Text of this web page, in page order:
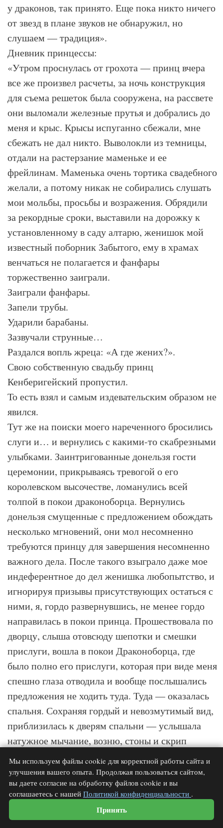
у драконов, так принято. Еще пока никто ничего
от звезд в плане звуков не обнаружил, но
слушаем — традиция».
Дневник принцессы:
«Утром проснулась от грохота — принц вчера
все же произвел расчеты, за ночь конструкция
для съема решеток была сооружена, на рассвете
они выломали железные прутья и добрались до
меня и крыс. Крысы испуганно сбежали, мне
сбежать не дал никто. Выволокли из темницы,
отдали на растерзание маменьке и ее
фрейлинам. Маменька очень тортика свадебного
желали, а потому никак не собирались слушать
мои мольбы, просьбы и возражения. Обрядили
за рекордные сроки, выставили на дорожку к
установленному в саду алтарю, женишок мой
известный поборник Забытого, ему в храмах
венчаться не полагается и фанфары
торжественно заиграли.
Заиграли фанфары.
Запели трубы.
Ударили барабаны.
Зазвучали струнные…
Раздался вопль жреца: «А где жених?».
Свою собственную свадьбу принц
Кенберигейский пропустил.
То есть взял и самым издевательским образом не
явился.
Тут же на поиски моего нареченного бросились
слуги и… и вернулись с какими-то скабрезными
улыбками. Заинтригованные донельзя гости
церемонии, прикрываясь тревогой о его
королевском высочестве, ломанулись всей
толпой в покои драконоборца. Вернулись
донельзя смущенные с предложением обождать
несколько мгновений, они мол несомненно
требуются принцу для завершения несомненно
важного дела. После такого взыграло даже мое
индеферентное до дел женишка любопытство, и
игнорируя призывы присутствующих остаться с
ними, я, гордо развернувшись, не менее гордо
направилась в покои принца. Прошествовала по
дворцу, слыша отовсюду шепотки и смешки
прислуги, вошла в покои Драконоборца, где
было полно его прислуги, которая при виде меня
спешно глаза отводила и вообще послышались
предложения не ходить туда. Туда — оказалась
спальня. Сохраняя гордый и невозмутимый вид,
приблизилась к дверям спальни — услышала
натужное мычание, возню, стоны и скрип
кровати. Сразу стало ясно, чем там занимаются.
Решила устроить скандал, потребовала ключи.
Ключник, умный и предусмотрительный мужик,
как оказалось, шел следом. Он, ехидно
посмеиваясь над приспешниками принца,
Мы используем файлы cookie для корректной работы сайта и
улучшения вашего опыта. Продолжая пользоваться сайтом,
вы даете согласие на обработку файлов cookie и вы
соглашаетесь с нашей Политикой конфиденциальности .
Принять